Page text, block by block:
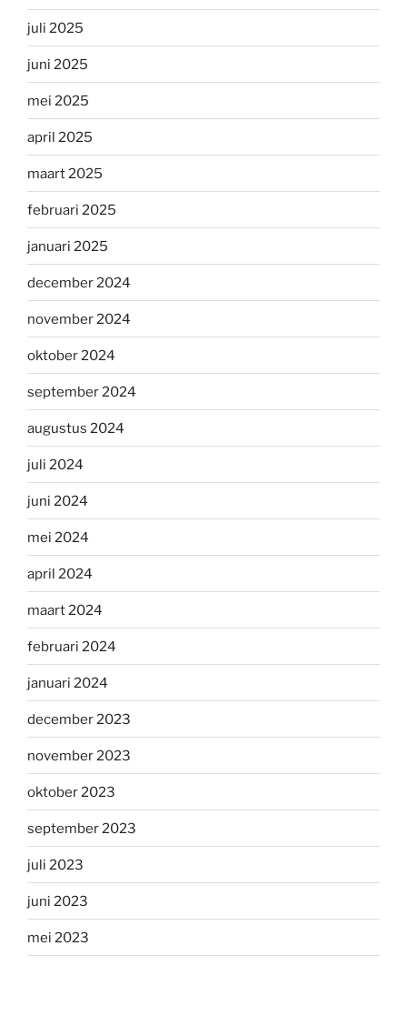
juli 2025
juni 2025
mei 2025
april 2025
maart 2025
februari 2025
januari 2025
december 2024
november 2024
oktober 2024
september 2024
augustus 2024
juli 2024
juni 2024
mei 2024
april 2024
maart 2024
februari 2024
januari 2024
december 2023
november 2023
oktober 2023
september 2023
juli 2023
juni 2023
mei 2023